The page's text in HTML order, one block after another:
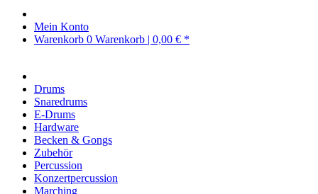
Mein Konto
Warenkorb 0 Warenkorb | 0,00 € *
Drums
Snaredrums
E-Drums
Hardware
Becken & Gongs
Zubehör
Percussion
Konzertpercussion
Marching